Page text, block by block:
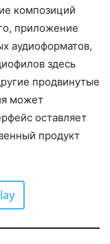
композиций
приложение
аудиоформатов,
здесь
продвинутые
может
оставляет
продукт